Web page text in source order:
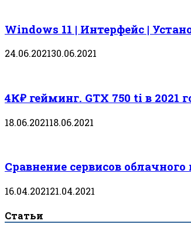
Windows 11 | Интерфейс |
24.06.202130.06.2021
4К₽ гейминг. GTX 750 ti в 2021
18.06.202118.06.2021
Сравнение сервисов
16.04.202121.04.2021
Статьи